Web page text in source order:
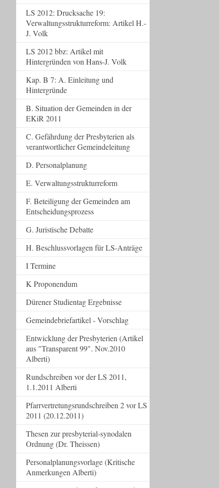
LS 2012: Drucksache 19:
Verwaltungsstrukturreform: Artikel H.-
J. Volk
LS 2012 bbz: Artikel mit
Hintergründen von Hans-J. Volk
Kap. B 7: A. Einleitung und
Hintergründe
B. Situation der Gemeinden in der
EKiR 2011
C. Gefährdung der Presbyterien als
verantwortlicher Gemeindeleitung
D. Personalplanung
E. Verwaltungsstrukturreform
F. Beteiligung der Gemeinden am
Entscheidungsprozess
G. Juristische Debatte
H. Beschlussvorlagen für LS-Anträge
I Termine
K Proponendum
Dürener Studientag Ergebnisse
Gemeindebriefartikel - Vorschlag
Entwicklung der Presbyterien (Artikel
aus "Transparent 99". Nov.2010
Alberti)
Rundschreiben vor der LS 2011,
1.1.2011 Alberti
Pfarrvertretungsrundschreiben 2 vor LS
2011 (20.12.2011)
Thesen zur presbyterial-synodalen
Ordnung (Dr. Theissen)
Personalplanungsvorlage (Kritische
Anmerkungen Alberti)